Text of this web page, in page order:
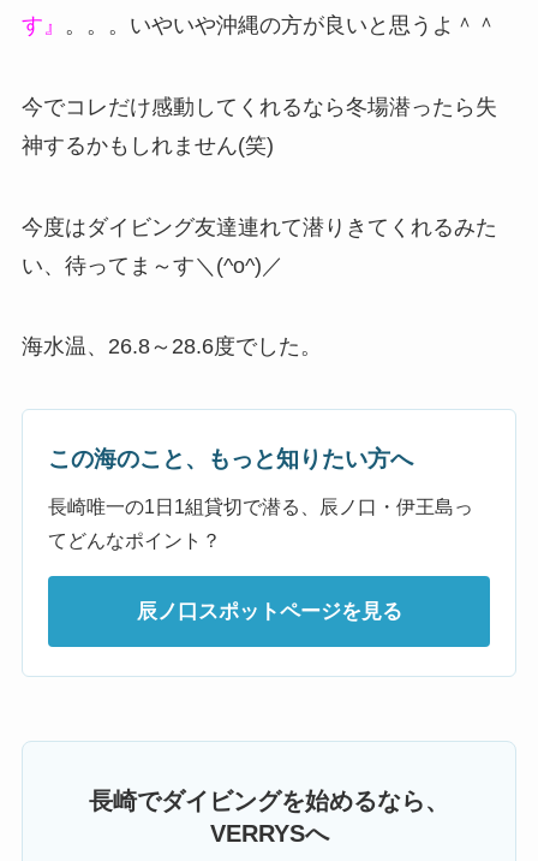
す』
。。。いやいや沖縄の方が良いと思うよ＾＾
今でコレだけ感動してくれるなら冬場潜ったら失
神するかもしれません(笑)
今度はダイビング友達連れて潜りきてくれるみた
い、待ってま～す＼(^o^)／
海水温、26.8～28.6度でした。
この海のこと、もっと知りたい方へ
長崎唯一の1日1組貸切で潜る、辰ノ口・伊王島っ
てどんなポイント？
辰ノ口スポットページを見る
長崎でダイビングを始めるなら、
VERRYSへ